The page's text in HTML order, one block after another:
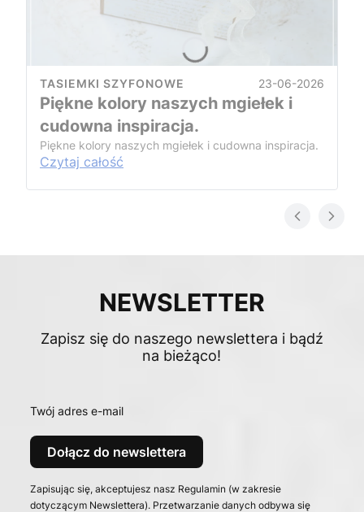
TASIEMKI SZYFONOWE 23-06-2026
Piękne kolory naszych mgiełek i
cudowna inspiracja.
Piękne kolory naszych mgiełek i cudowna inspiracja.
Czytaj całość
NEWSLETTER
Zapisz się do naszego newslettera i bądź
na bieżąco!
Twój adres e-mail
Dołącz do newslettera
Zapisując się, akceptujesz nasz Regulamin (w zakresie
dotyczącym Newslettera). Przetwarzanie danych odbywa się